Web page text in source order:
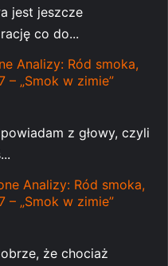
jest jeszcze
co do...
Analizy: Ród smoka,
– „Smok w zimie”
z głowy, czyli
Analizy: Ród smoka,
– „Smok w zimie”
że chociaż